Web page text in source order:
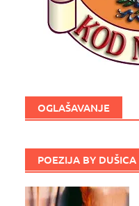
OGLAŠAVANJE
POEZIJA BY DUŠICA